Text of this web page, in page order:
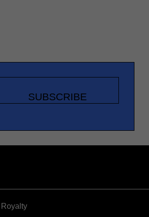
SUBSCRIBE
Royalty